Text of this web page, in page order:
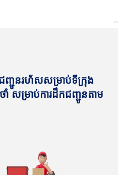
ញ្ជូនរហ័សសម្រាប់ទីក្រុង
សម្រាប់ការដឹកជញ្ជូនតាម